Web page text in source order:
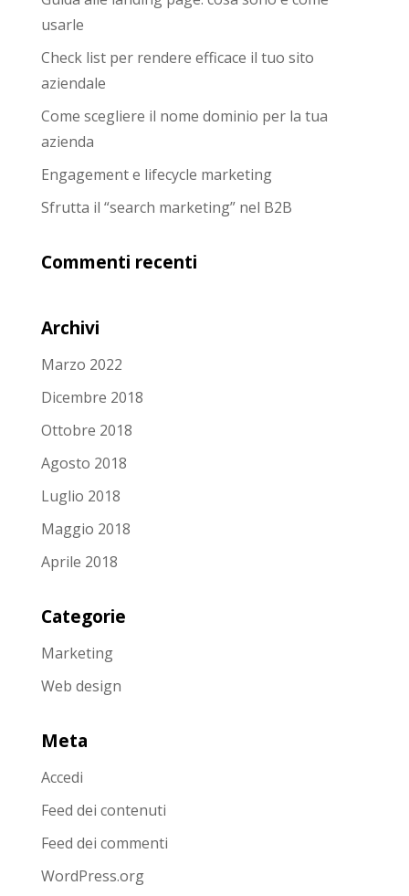
usarle
Check list per rendere efficace il tuo sito
aziendale
Come scegliere il nome dominio per la tua
azienda
Engagement e lifecycle marketing
Sfrutta il “search marketing” nel B2B
Commenti recenti
Archivi
Marzo 2022
Dicembre 2018
Ottobre 2018
Agosto 2018
Luglio 2018
Maggio 2018
Aprile 2018
Categorie
Marketing
Web design
Meta
Accedi
Feed dei contenuti
Feed dei commenti
WordPress.org